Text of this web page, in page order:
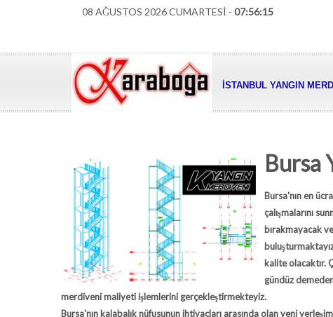
08 AĞUSTOS 2026 CUMARTESİ - 07:56:16
İSTANBUL YANGIN
Bursa
Bursa'nın en
çalışmalarını
bırakmayacak
kalite olacaktır.
gündüz
merdivenimaliyeti işlemlerini gerçekleştirmekteyiz.
Bursa'nın kalabalık nüfusunun ihtiyaçları arasında olan yeni